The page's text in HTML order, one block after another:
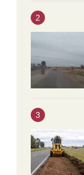
2
3